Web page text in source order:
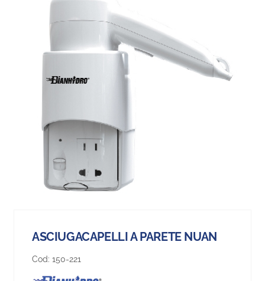
ASCIUGACAPELLI A PARETE NUAN
Cod: 150-221